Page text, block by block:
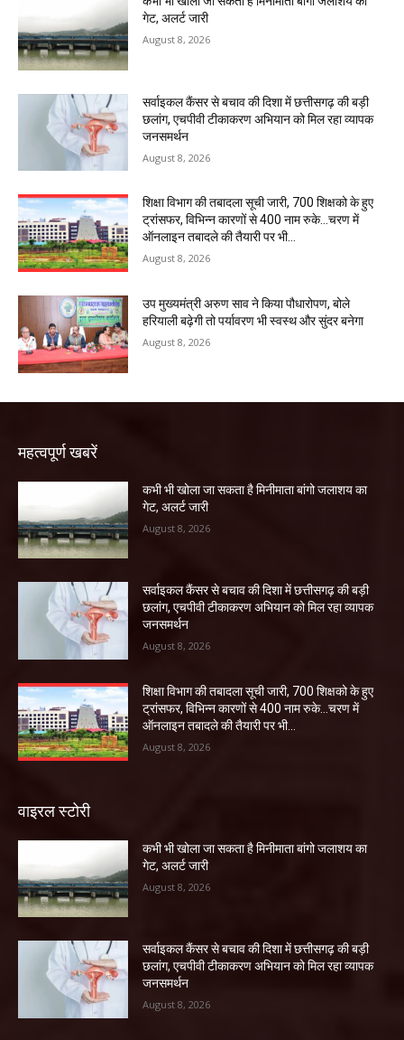
गेट, अलर्ट जारी
August 8, 2026
सर्वाइकल कैंसर से बचाव की दिशा में छत्तीसगढ़ की बड़ी
छलांग, एचपीवी टीकाकरण अभियान को मिल रहा व्यापक
जनसमर्थन
August 8, 2026
शिक्षा विभाग की तबादला सूची जारी, 700 शिक्षको के हुए
ट्रांसफर, विभिन्न कारणों से 400 नाम रुके…चरण में
ऑनलाइन तबादले की तैयारी पर भी...
August 8, 2026
उप मुख्यमंत्री अरुण साव ने किया पौधारोपण, बोले
हरियाली बढ़ेगी तो पर्यावरण भी स्वस्थ और सुंदर बनेगा
August 8, 2026
महत्वपूर्ण खबरें
कभी भी खोला जा सकता है मिनीमाता बांगो जलाशय का
गेट, अलर्ट जारी
August 8, 2026
सर्वाइकल कैंसर से बचाव की दिशा में छत्तीसगढ़ की बड़ी
छलांग, एचपीवी टीकाकरण अभियान को मिल रहा व्यापक
जनसमर्थन
August 8, 2026
शिक्षा विभाग की तबादला सूची जारी, 700 शिक्षको के हुए
ट्रांसफर, विभिन्न कारणों से 400 नाम रुके…चरण में
ऑनलाइन तबादले की तैयारी पर भी...
August 8, 2026
वाइरल स्टोरी
कभी भी खोला जा सकता है मिनीमाता बांगो जलाशय का
गेट, अलर्ट जारी
August 8, 2026
सर्वाइकल कैंसर से बचाव की दिशा में छत्तीसगढ़ की बड़ी
छलांग, एचपीवी टीकाकरण अभियान को मिल रहा व्यापक
जनसमर्थन
August 8, 2026